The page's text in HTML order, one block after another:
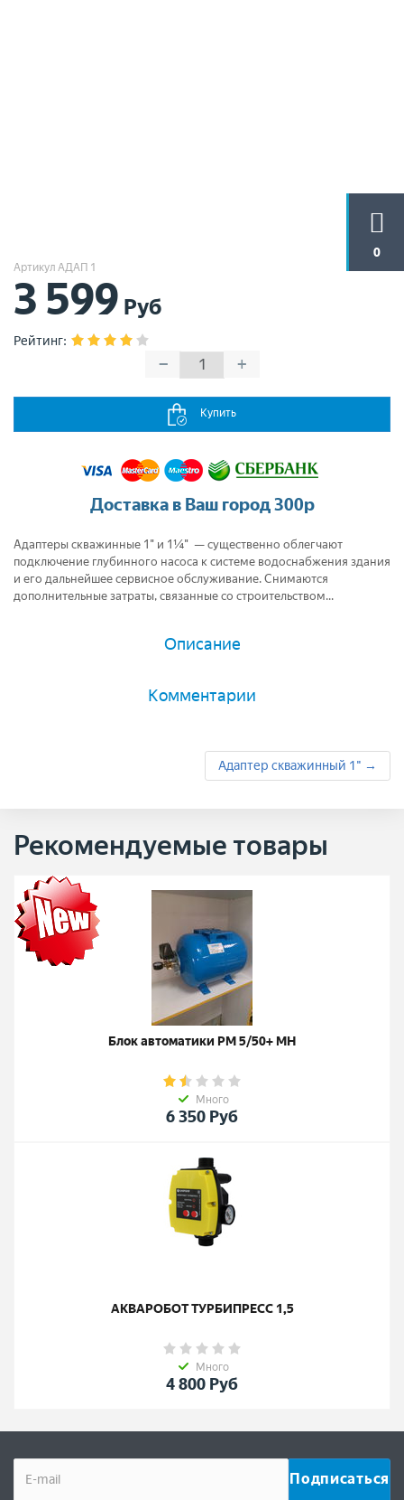
0
Артикул АДАП 1
3 599 Руб
Рейтинг:
− +
Купить
Доставка в Ваш город 300р
Адаптеры скважинные 1" и 1¼" — существенно облегчают
подключение глубинного насоса к системе водоснабжения здания
и его дальнейшее сервисное обслуживание. Снимаются
дополнительные затраты, связанные со строительством...
Описание
Комментарии
Адаптер скважинный 1" →
Рекомендуемые товары
Блок автоматики РМ 5/50+ МН
Много
6 350 Руб
АКВАРОБОТ ТУРБИПРЕСС 1,5
Много
4 800 Руб